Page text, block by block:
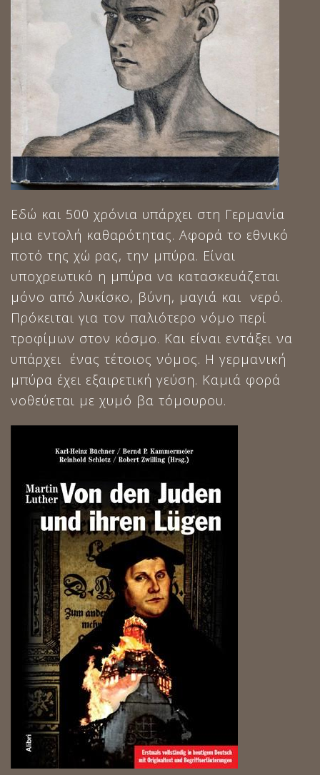
Εδώ και 500 χρόνια υπάρχει στη Γερμανία
μια εντολή καθαρότητας. Αφορά το εθνικό
ποτό της χώ ρας, την μπύρα. Είναι
υποχρεωτικό η μπύρα να κατασκευάζεται
μόνο από λυκίσκο, βύνη, μαγιά και νερό.
Πρόκειται για τον παλιότερο νόμο περί
τροφίμων στον κόσμο. Και είναι εντάξει να
υπάρχει ένας τέτοιος νόμος. Η γερμανική
μπύρα έχει εξαιρετική γεύση. Καμιά φορά
νοθεύεται με χυμό βα τόμουρου.